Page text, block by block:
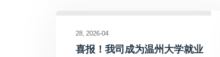
28 2026-04
喜报！我司成为温州大学就业